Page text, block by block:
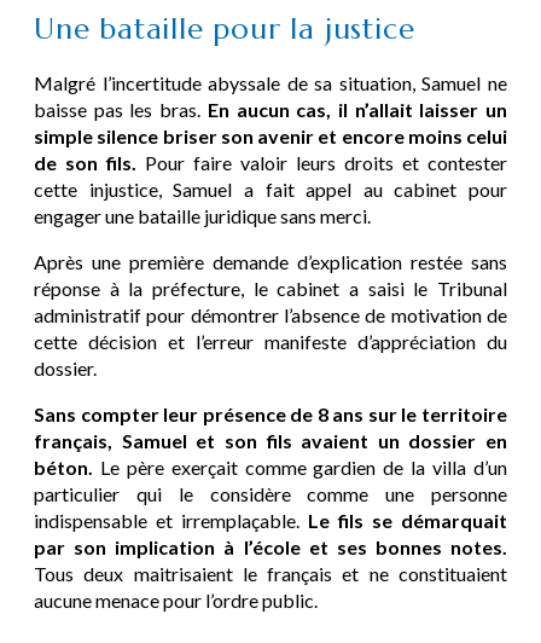
Une bataille pour la justice
Malgré l’incertitude abyssale de sa situation, Samuel ne
baisse pas les bras. En aucun cas, il n’allait laisser un
simple silence briser son avenir et encore moins celui
de son fils. Pour faire valoir leurs droits et contester
cette injustice, Samuel a fait appel au cabinet pour
engager une bataille juridique sans merci.
Après une première demande d’explication restée sans
réponse à la préfecture, le cabinet a saisi le Tribunal
administratif pour démontrer l’absence de motivation de
cette décision et l’erreur manifeste d’appréciation du
dossier.
Sans compter leur présence de 8 ans sur le territoire
français, Samuel et son fils avaient un dossier en
béton. Le père exerçait comme gardien de la villa d’un
particulier qui le considère comme une personne
indispensable et irremplaçable. Le fils se démarquait
par son implication à l’école et ses bonnes notes.
Tous deux maitrisaient le français et ne constituaient
aucune menace pour l’ordre public.